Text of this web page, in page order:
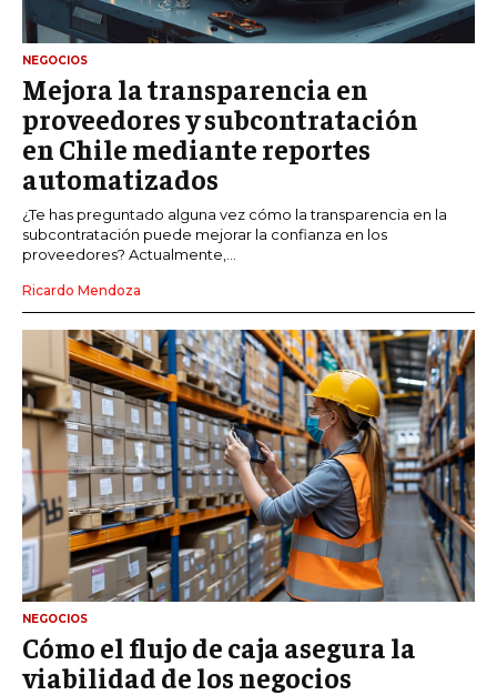
NEGOCIOS
Mejora la transparencia en
proveedores y subcontratación
en Chile mediante reportes
automatizados
¿Te has preguntado alguna vez cómo la transparencia en la
subcontratación puede mejorar la confianza en los
proveedores? Actualmente,...
Ricardo Mendoza
NEGOCIOS
Cómo el flujo de caja asegura la
viabilidad de los negocios